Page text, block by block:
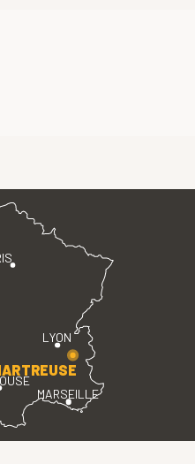
LYON
MARSEILLE